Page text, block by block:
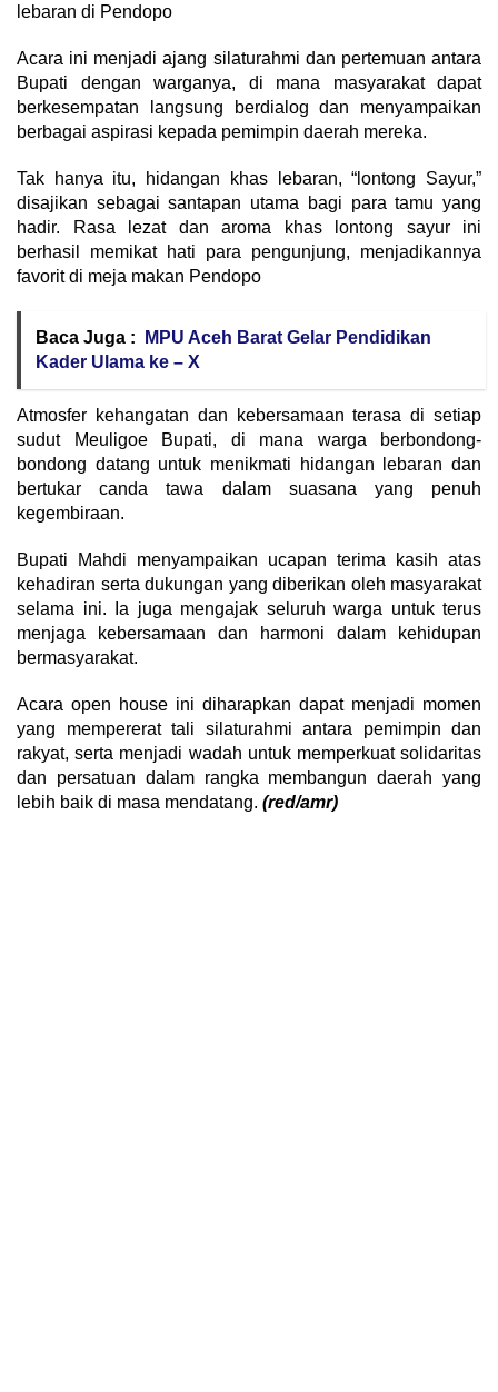
lebaran di Pendopo
Acara ini menjadi ajang silaturahmi dan pertemuan antara
Bupati dengan warganya, di mana masyarakat dapat
berkesempatan langsung berdialog dan menyampaikan
berbagai aspirasi kepada pemimpin daerah mereka.
Tak hanya itu, hidangan khas lebaran, “lontong Sayur,”
disajikan sebagai santapan utama bagi para tamu yang
hadir. Rasa lezat dan aroma khas lontong sayur ini
berhasil memikat hati para pengunjung, menjadikannya
favorit di meja makan Pendopo
Baca Juga :
MPU Aceh Barat Gelar Pendidikan
Kader Ulama ke – X
Atmosfer kehangatan dan kebersamaan terasa di setiap
sudut Meuligoe Bupati, di mana warga berbondong-
bondong datang untuk menikmati hidangan lebaran dan
bertukar canda tawa dalam suasana yang penuh
kegembiraan.
Bupati Mahdi menyampaikan ucapan terima kasih atas
kehadiran serta dukungan yang diberikan oleh masyarakat
selama ini. Ia juga mengajak seluruh warga untuk terus
menjaga kebersamaan dan harmoni dalam kehidupan
bermasyarakat.
Acara open house ini diharapkan dapat menjadi momen
yang mempererat tali silaturahmi antara pemimpin dan
rakyat, serta menjadi wadah untuk memperkuat solidaritas
dan persatuan dalam rangka membangun daerah yang
lebih baik di masa mendatang. (red/amr)